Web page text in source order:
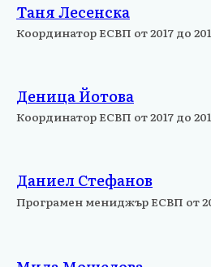
Таня Лесенска
Координатор ЕСВП от 2017 до
Деница Йотова
Координатор ЕСВП от 2017 до
Даниел Стефанов
Програмен мениджър ЕСВП от